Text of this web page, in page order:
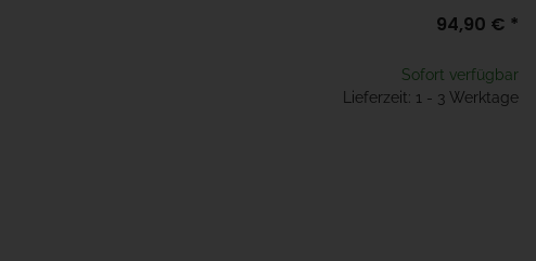
94,90 € *
Sofort verfügbar
Lieferzeit: 1 - 3 Werktage